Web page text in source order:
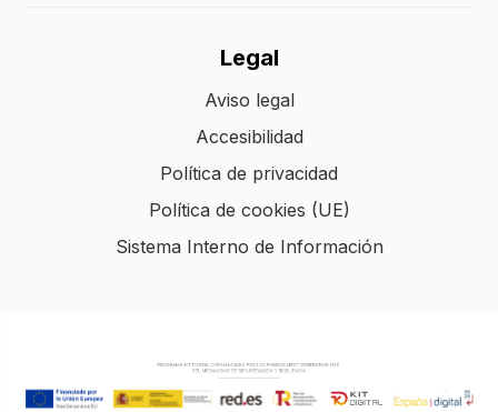
Legal
Aviso legal
Accesibilidad
Política de privacidad
Política de cookies (UE)
Sistema Interno de Información